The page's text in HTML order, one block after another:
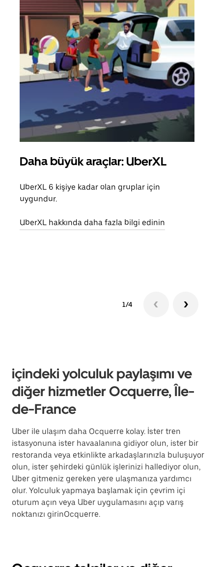
Daha büyük araçlar: UberXL
UberXL 6 kişiye kadar olan gruplar için
uygundur.
UberXL hakkında daha fazla bilgi edinin
1/4
içindeki yolculuk paylaşımı ve
diğer hizmetler Ocquerre, Île-
de-France
Uber ile ulaşım daha Ocquerre kolay. İster tren
istasyonuna ister havaalanına gidiyor olun, ister bir
restoranda veya etkinlikte arkadaşlarınızla buluşuyor
olun, ister şehirdeki günlük işlerinizi hallediyor olun,
Uber gitmeniz gereken yere ulaşmanıza yardımcı
olur. Yolculuk yapmaya başlamak için çevrim içi
oturum açın veya Uber uygulamasını açıp varış
noktanızı girinOcquerre.